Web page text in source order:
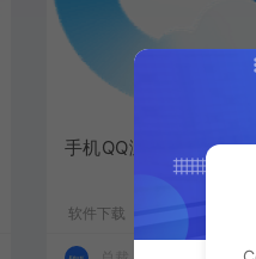
手机QQ浏览器
软件下载